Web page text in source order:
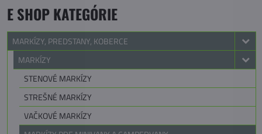
E SHOP KATEGÓRIE
MARKÍZY, PREDSTANY, KOBERCE
MARKÍZY
STENOVÉ MARKÍZY
STREŠNÉ MARKÍZY
VAČKOVÉ MARKÍZY